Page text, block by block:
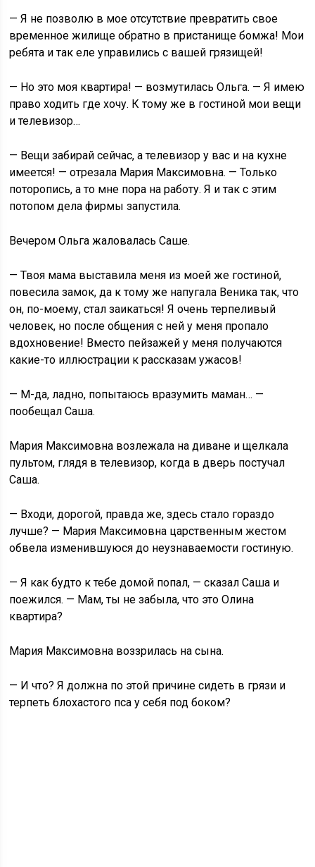
— Я не позволю в мое отсутствие превратить свое
временное жилище обратно в пристанище бомжа! Мои
ребята и так еле управились с вашей грязищей!
— Но это моя квартира! — возмутилась Ольга. — Я имею
право ходить где хочу. К тому же в гостиной мои вещи
и телевизор…
— Вещи забирай сейчас, а телевизор у вас и на кухне
имеется! — отрезала Мария Максимовна. — Только
поторопись, а то мне пора на работу. Я и так с этим
потопом дела фирмы запустила.
Вечером Ольга жаловалась Саше.
— Твоя мама выставила меня из моей же гостиной,
повесила замок, да к тому же напугала Веника так, что
он, по-моему, стал заикаться! Я очень терпеливый
человек, но после общения с ней у меня пропало
вдохновение! Вместо пейзажей у меня получаются
какие-то иллюстрации к рассказам ужасов!
— М-да, ладно, попытаюсь вразумить маман… —
пообещал Саша.
Мария Максимовна возлежала на диване и щелкала
пультом, глядя в телевизор, когда в дверь постучал
Саша.
— Входи, дорогой, правда же, здесь стало гораздо
лучше? — Мария Максимовна царственным жестом
обвела изменившуюся до неузнаваемости гостиную.
— Я как будто к тебе домой попал, — сказал Саша и
поежился. — Мам, ты не забыла, что это Олина
квартира?
Мария Максимовна воззрилась на сына.
— И что? Я должна по этой причине сидеть в грязи и
терпеть блохастого пса у себя под боком?